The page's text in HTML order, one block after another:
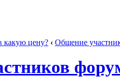
какую цену? ‹ Общение